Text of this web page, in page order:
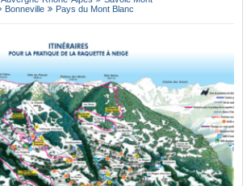
Bonneville Pays du Mont Blanc